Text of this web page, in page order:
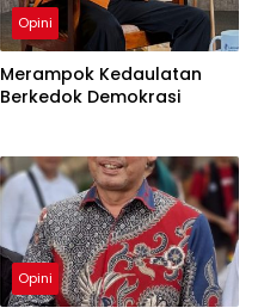
Opini
Merampok Kedaulatan
Berkedok Demokrasi
Opini